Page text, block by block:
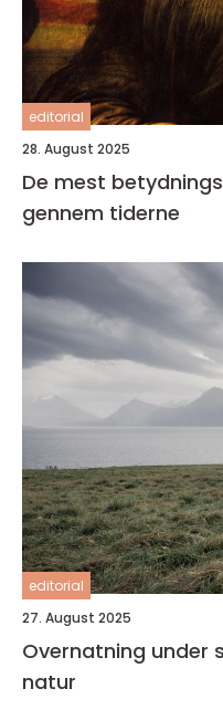
editorial
28. August 2025
De mest
gennem tiderne
editorial
27. August 2025
Overnatning under
natur